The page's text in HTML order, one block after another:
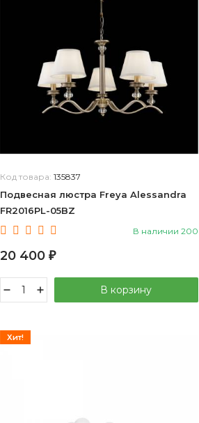
Код товара: 135837
Подвесная люстра Freya Alessandra
FR2016PL-05BZ
В наличии 200
20 400 ₽
В корзину
Хит!